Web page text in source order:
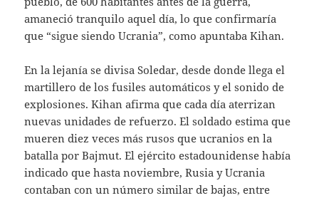
amaneció tranquilo aquel día, lo que confirmaría
que “sigue siendo Ucrania”, como apuntaba Kihan.
En la lejanía se divisa Soledar, desde donde llega el
martillero de los fusiles automáticos y el sonido de
explosiones. Kihan afirma que cada día aterrizan
nuevas unidades de refuerzo. El soldado estima que
mueren diez veces más rusos que ucranios en la
batalla por Bajmut. El ejército estadounidense había
indicado que hasta noviembre, Rusia y Ucrania
contaban con un número similar de bajas, entre